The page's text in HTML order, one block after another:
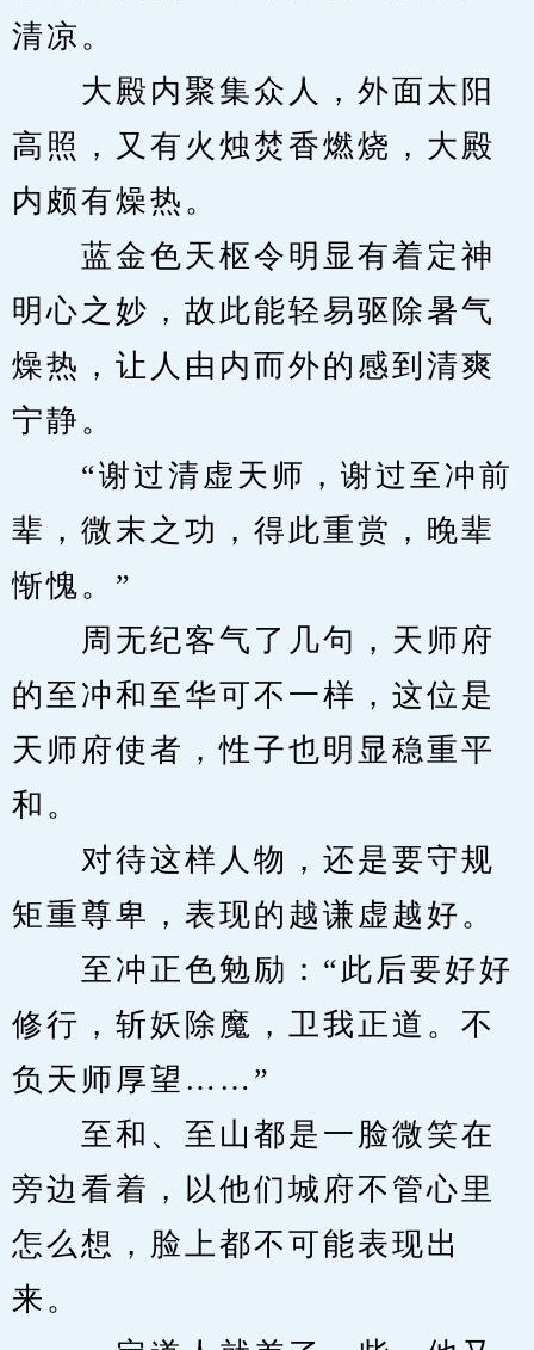
清凉。
大殿内聚集众人，外面太阳
高照，又有火烛焚香燃烧，大殿
内颇有燥热。
蓝金色天枢令明显有着定神
明心之妙，故此能轻易驱除暑气
燥热，让人由内而外的感到清爽
宁静。
“谢过清虚天师，谢过至冲前
辈，微末之功，得此重赏，晚辈
惭愧。”
周无纪客气了几句，天师府
的至冲和至华可不一样，这位是
天师府使者，性子也明显稳重平
和。
对待这样人物，还是要守规
矩重尊卑，表现的越谦虚越好。
至冲正色勉励：“此后要好好
修行，斩妖除魔，卫我正道。不
负天师厚望……”
至和、至山都是一脸微笑在
旁边看着，以他们城府不管心里
怎么想，脸上都不可能表现出
来。